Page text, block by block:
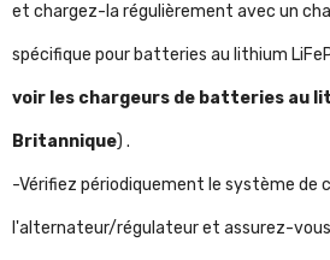
et chargez-la régulièrement avec un
spécifique pour batteries au lithium
voir les chargeurs de batteries au
Britannique) .
-Vérifiez périodiquement le système de
l'alternateur/régulateur et assurez-